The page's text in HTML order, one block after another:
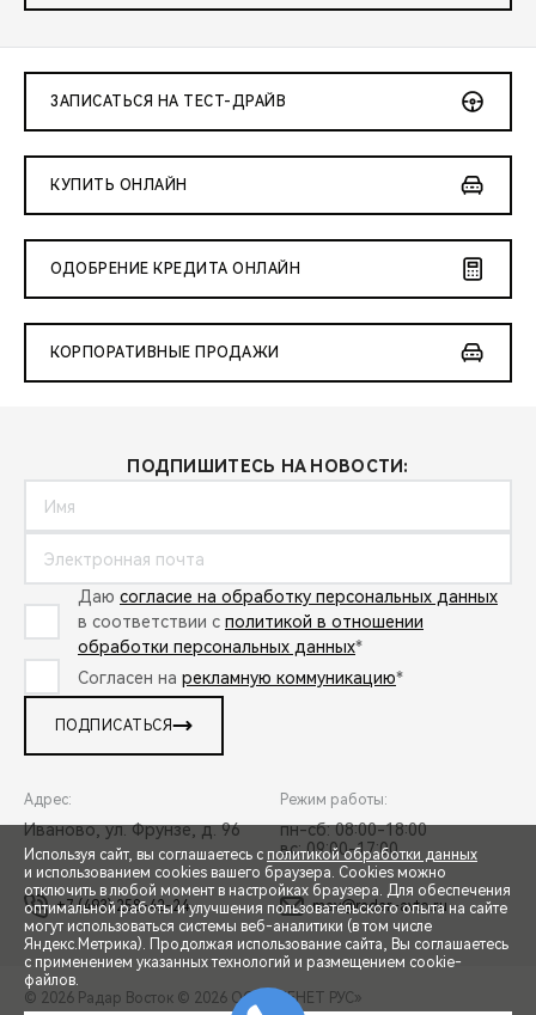
СПЕЦПРЕДЛОЖЕНИЯ
ЗАПИСЬ НА ТЕСТ-ДРАЙВ
ЗАПИСАТЬСЯ НА ТЕСТ-ДРАЙВ
КУПИТЬ ОНЛАЙН
ОДОБРЕНИЕ КРЕДИТА ОНЛАЙН
КОРПОРАТИВНЫЕ ПРОДАЖИ
ПОДПИШИТЕСЬ НА НОВОСТИ:
Даю согласие на обработку персональных данных
в соответствии с политикой в отношении
обработки персональных данных*
Согласен на рекламную коммуникацию*
ПОДПИСАТЬСЯ
Адрес:
Иваново, ул. Фрунзе, д. 96
Режим работы:
пн-сб: 08:00-18:00
вс: 09:00-17:00
+7 (493) 258-42-24 mav@radar-avto.ru
© 2026 Радар Восток © 2026 ООО «ТЕНЕТ РУС»
Используя сайт, вы соглашаетесь с политикой обработки данных
и использованием cookies вашего браузера. Cookies можно
отключить в любой момент в настройках браузера. Для обеспечения
оптимальной работы и улучшения пользовательского опыта на сайте
могут использоваться системы веб-аналитики (в том числе
Яндекс.Метрика). Продолжая использование сайта, Вы соглашаетесь
с применением указанных технологий и размещением cookie-
файлов.